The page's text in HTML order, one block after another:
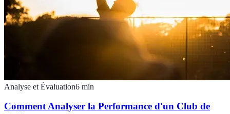
Analyse et Évaluation6 min
Comment Analyser la Performance d'un Club de